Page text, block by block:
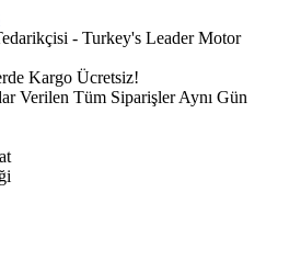
- Turkey's Leader Motor
Kargo Ücretsiz!
Verilen Tüm Siparişler Aynı Gün